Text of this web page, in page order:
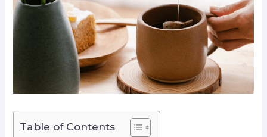
Table of Contents